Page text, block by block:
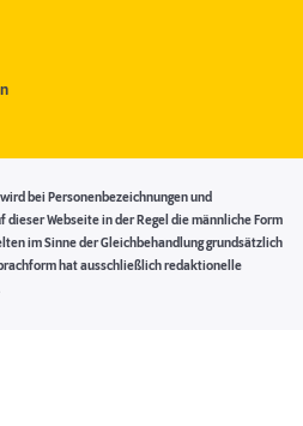
bei Personenbezeichnungen und
Webseite in der Regel die männliche Form
im Sinne der Gleichbehandlung grundsätzlich
hat ausschließlich redaktionelle